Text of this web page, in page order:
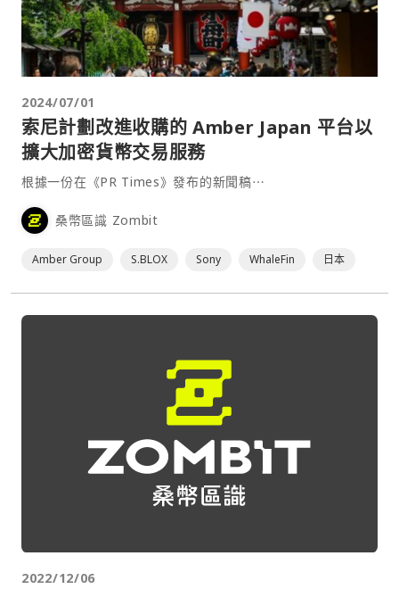
2024/07/01
索尼計劃改進收購的 Amber Japan 平台以
擴大加密貨幣交易服務
根據一份在《PR Times》發布的新聞稿⋯
桑幣區識 Zombit
Amber Group S.BLOX Sony WhaleFin 日本
2022/12/06